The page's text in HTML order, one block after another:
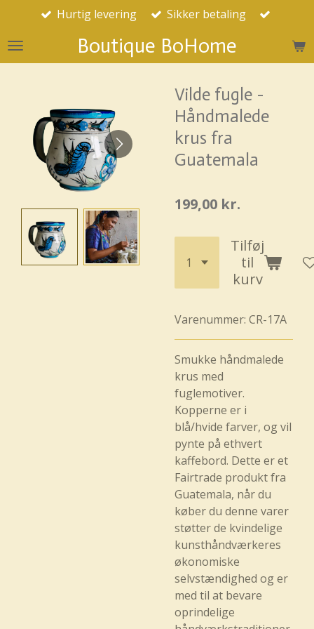
Spring
hovedindhold Boutique BoHome
Hurtig levering Sikker betaling
Vilde fugle -
Håndmalede
krus fra
Guatemala
199,00 kr.
Tilføj
til
kurv
Varenummer: CR-17A
Smukke håndmalede
krus med
fuglemotiver.
Kopperne er i
blå/hvide farver, og vil
pynte på ethvert
kaffebord. Dette er et
Fairtrade produkt fra
Guatemala, når du
køber du denne varer
støtter de kvindelige
kunsthåndværkeres
økonomiske
selvstændighed og er
med til at bevare
oprindelige